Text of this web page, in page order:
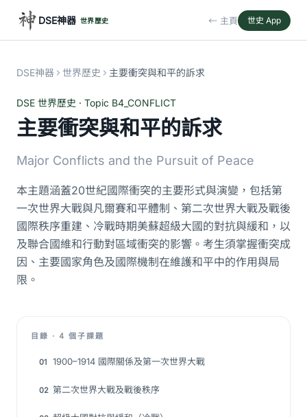
DSE神器 世界歷史 ← 主頁 世史 App
DSE神器 世界歷史 主要衝突與和平的訴求
DSE 世界歷史 · Topic B4_CONFLICT
主要衝突與和平的訴求
Major Conflicts and the Pursuit of Peace
本主題涵蓋20世紀國際衝突的主要形式與演變，包括第
一次世界大戰與凡爾賽和平體制、第二次世界大戰及戰後
國際秩序重建、冷戰時期美蘇超級大國的對抗與緩和，以
及聯合國維和行動對區域衝突的影響。考生須掌握衝突成
因、主要國家角色及國際機制在維護和平中的作用與局
限。
目錄 · 4 個子課題
01 1900–1914 國際關係及第一次世界大戰
02 第二次世界大戰及戰後秩序